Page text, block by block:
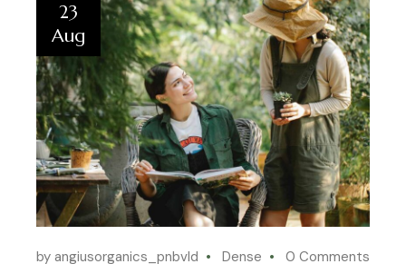
23
Aug
by angiusorganics_pnbvld Dense 0 Comments